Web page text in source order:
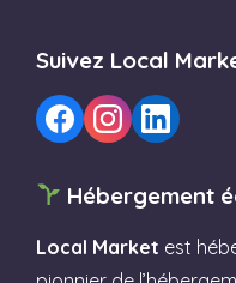
Suivez Local
Hébergement
Local Market est